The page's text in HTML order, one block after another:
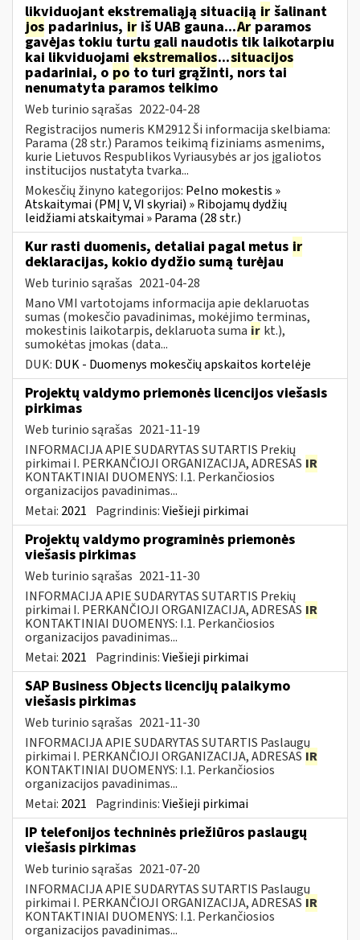
likviduojant ekstremaliąją situaciją ir šalinant
jos padarinius, ir iš UAB gauna...Ar paramos
gavėjas tokiu turtu gali naudotis tik laikotarpiu
kai likviduojami ekstremalios...situacijos
padariniai, o po to turi grąžinti, nors tai
nenumatyta paramos teikimo
Web turinio sąrašas 2022-04-28
Registracijos numeris KM2912 Ši informacija skelbiama:
Parama (28 str.) Paramos teikimą fiziniams asmenims,
kurie Lietuvos Respublikos Vyriausybės ar jos įgaliotos
institucijos nustatyta tvarka...
Mokesčių žinyno kategorijos: Pelno mokestis »
Atskaitymai (PMĮ V, VI skyriai) » Ribojamų dydžių
leidžiami atskaitymai » Parama (28 str.)
Kur rasti duomenis, detaliai pagal metus ir
deklaracijas, kokio dydžio sumą turėjau
Web turinio sąrašas 2021-04-28
Mano VMI vartotojams informacija apie deklaruotas
sumas (mokesčio pavadinimas, mokėjimo terminas,
mokestinis laikotarpis, deklaruota suma ir kt.),
sumokėtas įmokas (data...
DUK: DUK - Duomenys mokesčių apskaitos kortelėje
Projektų valdymo priemonės licencijos viešasis
pirkimas
Web turinio sąrašas 2021-11-19
INFORMACIJA APIE SUDARYTAS SUTARTIS Prekių
pirkimai I. PERKANČIOJI ORGANIZACIJA, ADRESAS IR
KONTAKTINIAI DUOMENYS: I.1. Perkančiosios
organizacijos pavadinimas...
Metai: 2021 Pagrindinis:Viešieji pirkimai
Projektų valdymo programinės priemonės
viešasis pirkimas
Web turinio sąrašas 2021-11-30
INFORMACIJA APIE SUDARYTAS SUTARTIS Prekių
pirkimai I. PERKANČIOJI ORGANIZACIJA, ADRESAS IR
KONTAKTINIAI DUOMENYS: I.1. Perkančiosios
organizacijos pavadinimas...
Metai: 2021 Pagrindinis:Viešieji pirkimai
SAP Business Objects licencijų palaikymo
viešasis pirkimas
Web turinio sąrašas 2021-11-30
INFORMACIJA APIE SUDARYTAS SUTARTIS Paslaugų
pirkimai I. PERKANČIOJI ORGANIZACIJA, ADRESAS IR
KONTAKTINIAI DUOMENYS: I.1. Perkančiosios
organizacijos pavadinimas...
Metai: 2021 Pagrindinis:Viešieji pirkimai
IP telefonijos techninės priežiūros paslaugų
viešasis pirkimas
Web turinio sąrašas 2021-07-20
INFORMACIJA APIE SUDARYTAS SUTARTIS Paslaugų
pirkimai I. PERKANČIOJI ORGANIZACIJA, ADRESAS IR
KONTAKTINIAI DUOMENYS: I.1. Perkančiosios
organizacijos pavadinimas...